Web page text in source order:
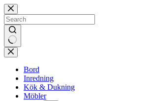
Skip
to
content
No
results
Bord
Inredning
Kök & Dukning
Möbler